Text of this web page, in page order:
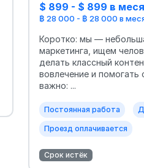
$ 899 - $ 899 в
฿ 28 000 - ฿ 28 000 в
Коротко: мы —
маркетинга, ищем
делать классный
вовлечение и помогать
важно: ...
Постоянная работа
Проезд оплачивается
Срок истёк